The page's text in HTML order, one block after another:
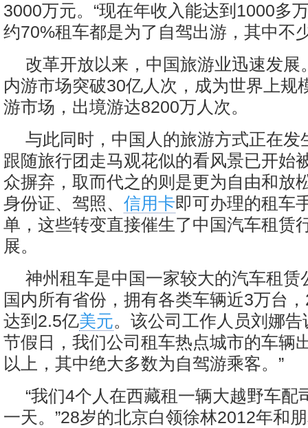
3000万元。“现在年收入能达到1000多
约70%租车都是为了自驾出游，其中不
改革开放以来，中国旅游业迅速发展
内游市场突破30亿人次，成为世界上规
游市场，出境游达8200万人次。
与此同时，中国人的旅游方式正在发
跟随旅行团走马观花似的看风景已开始
众摒弃，取而代之的则是更为自由和放
身份证、驾照、 信用卡即可办理的租车
单，这些转变直接催生了中国汽车租赁
展。
神州租车是中国一家较大的汽车租赁
国内所有省份，拥有各类车辆近3万台
达到2.5亿美元。该公司工作人员刘娜告
节假日，我们公司租车热点城市的车辆
以上，其中绝大多数为自驾游乘客。”
“我们4个人在西藏租一辆大越野车配
一天。”28岁的北京白领徐林2012年和